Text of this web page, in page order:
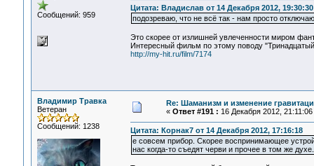
Сообщений: 959
Цитата: Владислав от 14 Декабря 2012, 19:30:30
подозреваю, что не всё так - нам просто
Это скорее от излишней увлеченности миром
Интересный фильм по этому поводу
http://my-hit.ru/film/7174
Владимир Травка
Ветеран
Сообщений: 1238
Re: Шаманизм и изменение
« Ответ #191 : 16 Декабря 2012, 21:11:06
Цитата: Корнак7 от 14 Декабря 2012, 17:16:18
е совсем прибор. Скорее воспринимающее
нас когда-то съедят черви и прочее в том же